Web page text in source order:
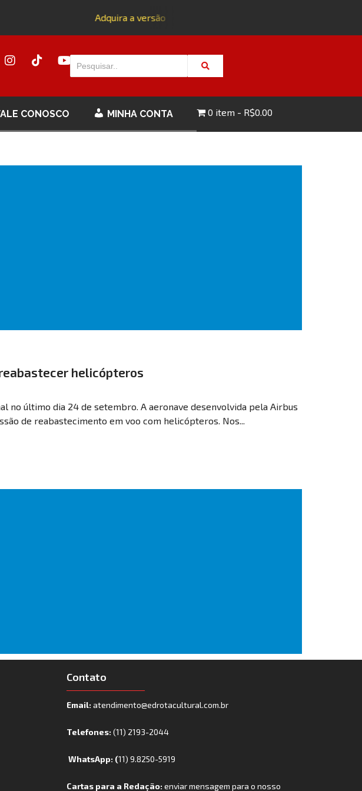
Adquira a versão impressa da edição 143 com FRETE GRÁTIS -
CONOSCO MINHA CONTA 0 item R$0.00
helicópteros
no último dia 24 de setembro. A aeronave desenvolvida pela Airbus
de reabastecimento em voo com helicópteros. Nos...
Contato
Email:atendimento@edrotacultural.com.br
Telefones:(11) 2193-2044
WhatsApp: (11) 9.8250-5919
Cartas para a Redação:enviar mensagem para o nosso